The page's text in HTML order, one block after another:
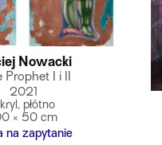
Nowacki
Prophet I i II
2021
płótno
× 50 cm
na zapytanie